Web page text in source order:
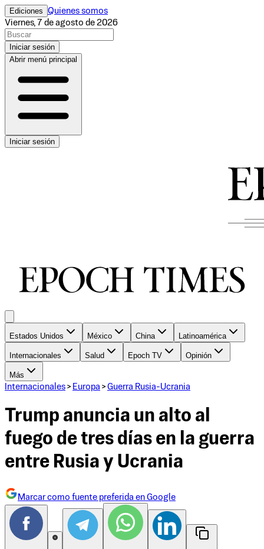
Ediciones Quienes somos
Viernes, 7 de agosto de 2026
Iniciar sesión
Abrir menú principal
Iniciar sesión
Estados Unidos México China Latinoamérica
Internacionales Salud Epoch TV Opinión
Más
Internacionales > Europa > Guerra Rusia-Ucrania
Trump anuncia un alto al
fuego de tres días en la guerra
entre Rusia y Ucrania
Marcar como fuente preferida en Google